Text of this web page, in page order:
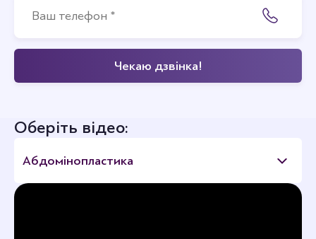
Оберіть відео:
Абдомінопластика